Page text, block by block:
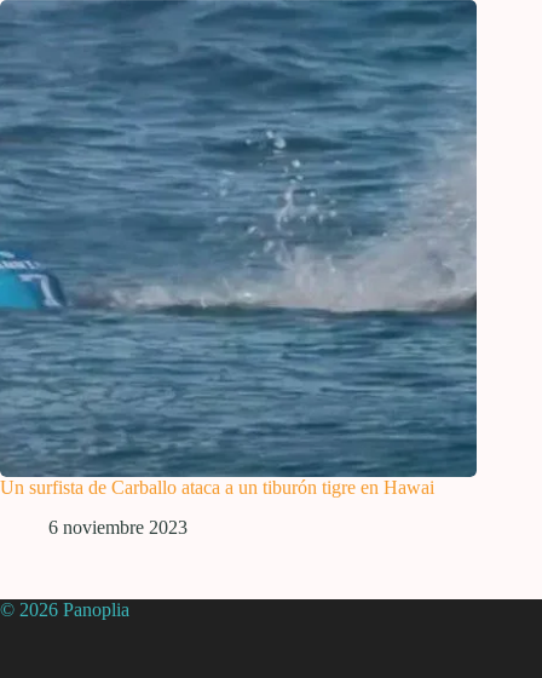
Un surfista de Carballo ataca a un tiburón tigre en Hawai
6 noviembre 2023
© 2026 Panoplia